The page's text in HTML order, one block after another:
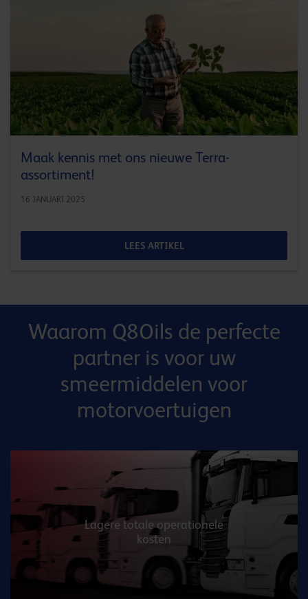
Maak kennis met ons nieuwe Terra-
assortiment!
16 JANUARI 2025
LEES ARTIKEL
Waarom Q8Oils de perfecte
partner is voor uw
smeermiddelen voor
motorvoertuigen
Lagere totale operationele
kosten